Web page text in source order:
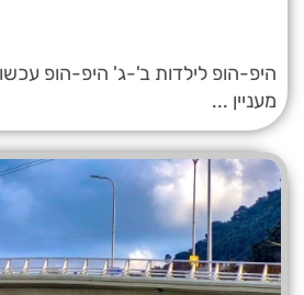
היפ-הופ לילדות ב'-ג' היפ-הופ
מעניין ...